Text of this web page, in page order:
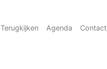
Terugkijken Agenda Contact